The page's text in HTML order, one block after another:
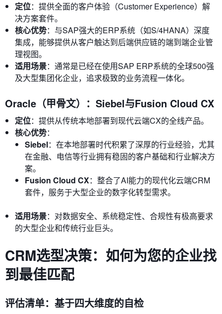
定位：提供全面的客户体验（Customer Experience）解
决方案套件。
核心优势：与SAP强大的ERP系统（如S/4HANA）深度
集成，能够提供从客户触达到后端供应链的端到端企业管
理视图。
适用场景：通常是已经在使用SAP ERP系统的全球500强
及大型集团化企业，追求极致的业务流程一体化。
Oracle（甲骨文）：Siebel与Fusion Cloud CX
定位：提供从传统本地部署到现代云端CX的全线产品。
核心优势：
Siebel：在本地部署时代积累了深厚的行业经验，尤其
在金融、电信等行业拥有稳固的客户基础和行业解决方
案。
Fusion Cloud CX：整合了AI能力的现代化云端CRM
套件，服务于大型企业的数字化转型需求。
适用场景：对数据安全、系统稳定性、合规性有极高要求
的大型企业和传统行业巨头。
CRM选型决策：如何为您的企业找
到最佳匹配
评估清单：基于四大维度的自检